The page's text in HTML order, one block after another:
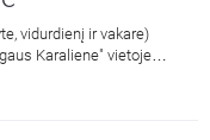
vidurdienį ir vakare)
Karaliene" vietoje
su Įsikūnijusio Žodžio
kančią ir mirtį už